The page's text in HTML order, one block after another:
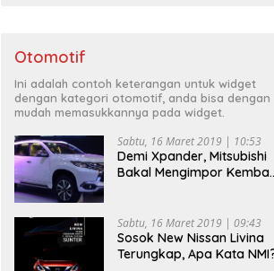
Otomotif
Ini adalah contoh keterangan untuk widget
dengan kategori otomotif, anda bisa dengan
mudah memasukkannya pada widget.
Sabtu, 16 Maret 2019 | 10:53
Demi Xpander, Mitsubishi
Bakal Mengimpor
Sabtu, 16 Maret 2019 | 09:43
Sosok New Nissan Livina
Terungkap, Apa Kata